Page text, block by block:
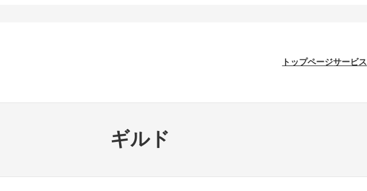
トップページサービ
ギルド